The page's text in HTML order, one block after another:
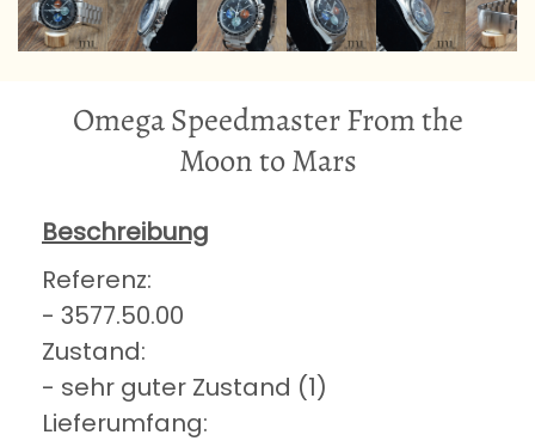
Omega Speedmaster From the
Moon to Mars
Beschreibung
Referenz:
- 3577.50.00
Zustand:
- sehr guter Zustand (1)
Lieferumfang: